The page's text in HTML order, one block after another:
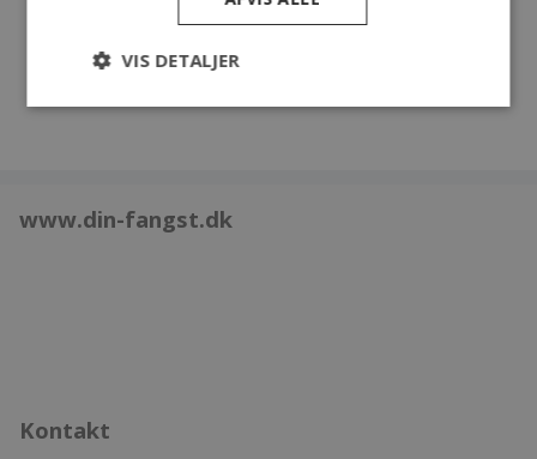
1018.9 til 1019.5 hPa
www.din-fangst.dk
Kontakt
VIS DETALJER